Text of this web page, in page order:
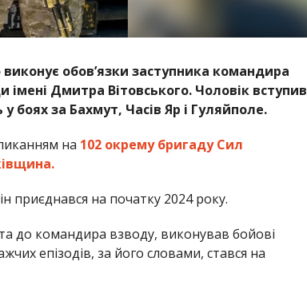
обов’язки заступника командира
імені Дмитра Вітовського. Чоловік вступив
за Бахмут, Часів Яр і Гуляйполе.
на 102 окрему бригаду Сил
приєднався на початку 2024 року.
до командира взводу, виконував бойові
епізодів, за його словами, стався на